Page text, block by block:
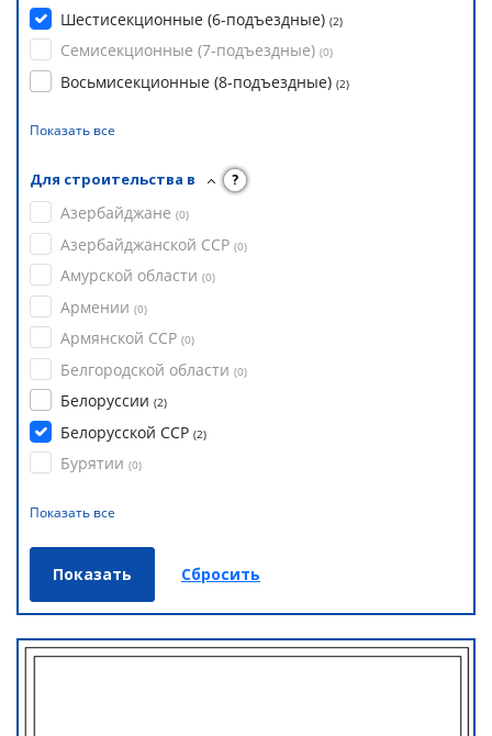
Шестисекционные (6-подъездные) (2)
Семисекционные (7-подъездные) (0)
Восьмисекционные (8-подъездные) (2)
Показать все
Для строительства в ?
Азербайджане (0)
Азербайджанской ССР (0)
Амурской области (0)
Армении (0)
Армянской ССР (0)
Белгородской области (0)
Белоруссии (2)
Белорусской ССР (2)
Бурятии (0)
Показать все